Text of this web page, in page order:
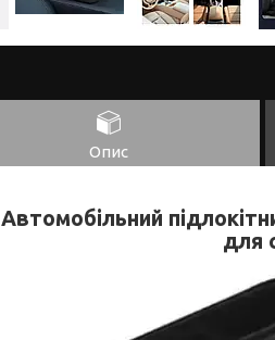
Опис
Автомобільний
для